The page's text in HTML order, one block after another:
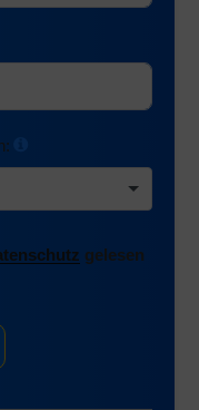
gelesen